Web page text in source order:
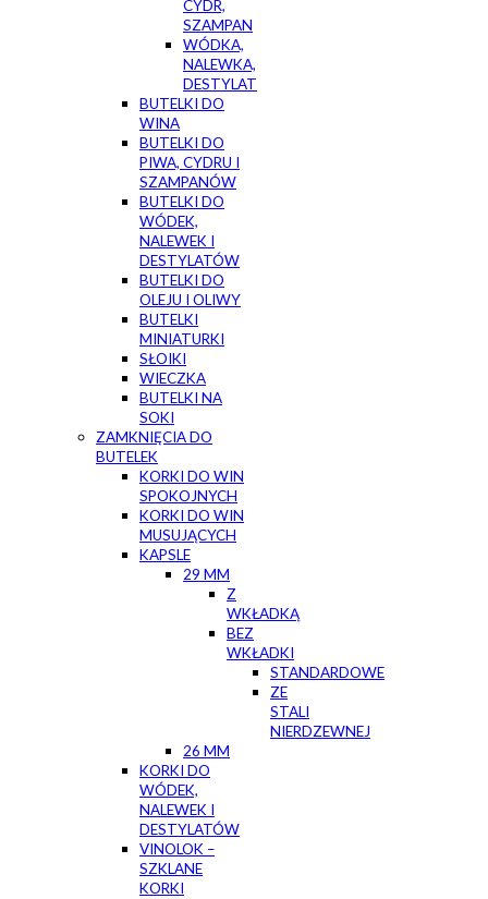
CYDR,
SZAMPAN
WÓDKA,
NALEWKA,
DESTYLAT
BUTELKI DO
WINA
BUTELKI DO
PIWA, CYDRU I
SZAMPANÓW
BUTELKI DO
WÓDEK,
NALEWEK I
DESTYLATÓW
BUTELKI DO
OLEJU I OLIWY
BUTELKI
MINIATURKI
SŁOIKI
WIECZKA
BUTELKI NA
SOKI
ZAMKNIĘCIA DO
BUTELEK
KORKI DO WIN
SPOKOJNYCH
KORKI DO WIN
MUSUJĄCYCH
KAPSLE
29 MM
Z
WKŁADKĄ
BEZ
WKŁADKI
STANDARDOWE
ZE
STALI
NIERDZEWNEJ
26 MM
KORKI DO
WÓDEK,
NALEWEK I
DESTYLATÓW
VINOLOK –
SZKLANE
KORKI